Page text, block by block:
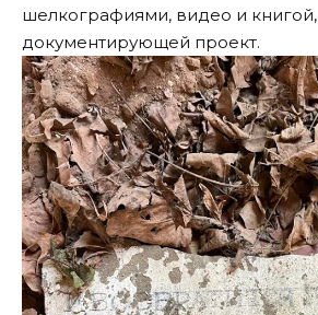
шелкографиями, видео и книгой,
документирующей проект.